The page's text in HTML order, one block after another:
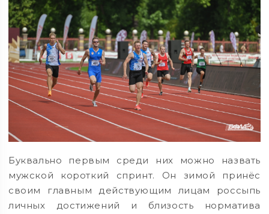
Буквально первым среди них можно назвать
мужской короткий спринт. Он зимой принёс
своим главным действующим лицам россыпь
личных достижений и близость норматива